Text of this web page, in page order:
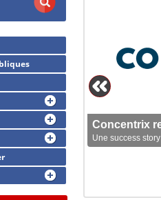
Concentrix
Une success